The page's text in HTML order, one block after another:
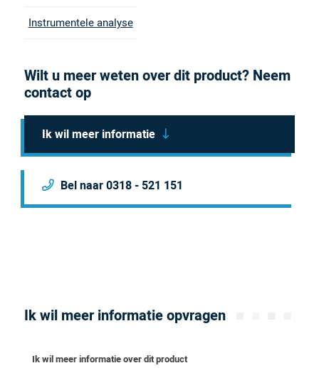
flow. Our color coding system also allows for simple
are green and natural.
Instrumentele analyse
Wilt u meer weten over dit product? Neem
contact op
Ik wil meer informatie
Bel naar 0318 - 521 151
Ik wil meer informatie opvragen
Ik wil meer informatie over dit product